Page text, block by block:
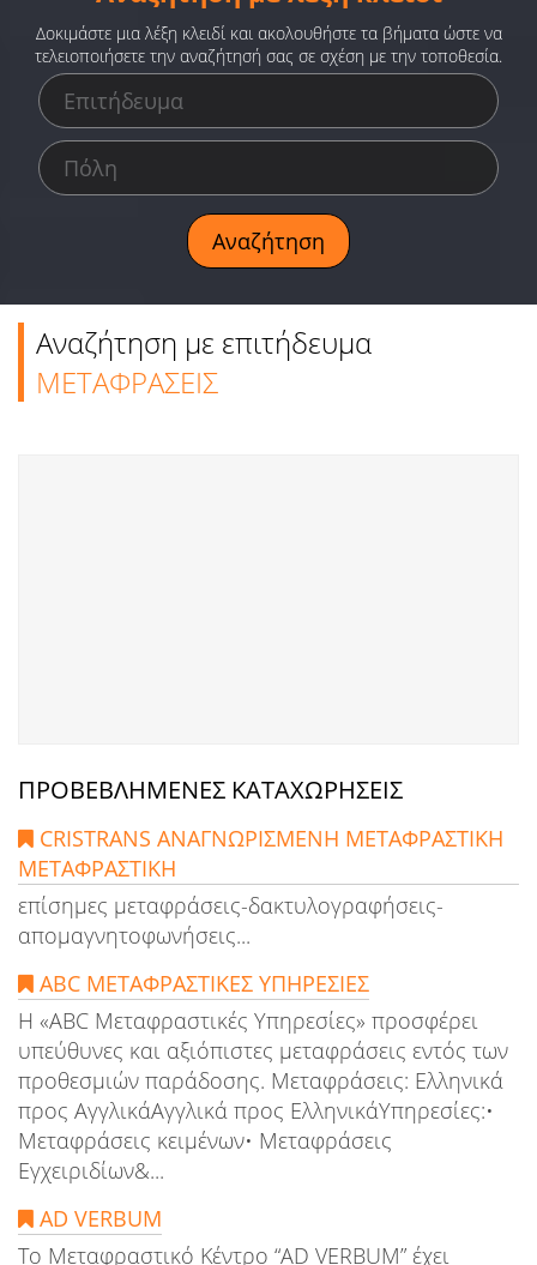
Ειδήσεις
Παιχνίδια
Ραδιόφωνο
Ταινίες
Δοκιμάστε μια λέξη κλειδί και ακολουθήστε τα βήματα ώστε να
τελειοποιήσετε την αναζήτησή σας σε σχέση με την τοποθεσία.
Αναζήτηση με επιτήδευμα
ΜΕΤΑΦΡΑΣΕΙΣ
ΠΡΟΒΕΒΛΗΜΕΝΕΣ ΚΑΤΑΧΩΡΗΣΕΙΣ
CRISTRANS AΝΑΓΝΩΡΙΣΜΕΝΗ ΜΕΤΑΦΡΑΣΤΙΚΗ
METAΦΡΑΣΤΙΚΗ
επίσημες μεταφράσεις-δακτυλογραφήσεις-
απομαγνητοφωνήσεις...
ABC ΜΕΤΑΦΡΑΣΤΙΚΕΣ ΥΠΗΡΕΣΙΕΣ
Η «ABC Μεταφραστικές Υπηρεσίες» προσφέρει
υπεύθυνες και αξιόπιστες μεταφράσεις εντός των
προθεσμιών παράδοσης. Μεταφράσεις: Ελληνικά
προς ΑγγλικάΑγγλικά προς ΕλληνικάΥπηρεσίες:•
Μεταφράσεις κειμένων• Μεταφράσεις
Εγχειριδίων&...
AD VERBUM
Το Μεταφραστικό Κέντρο “AD VERBUM” έχει